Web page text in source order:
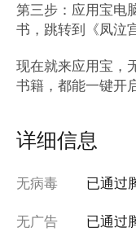
第三步：应用宝电
书，跳转到《凤泣
现在就来应用宝，
书籍，都能一键开
详细信息
无病毒 已通过
无广告 已通过